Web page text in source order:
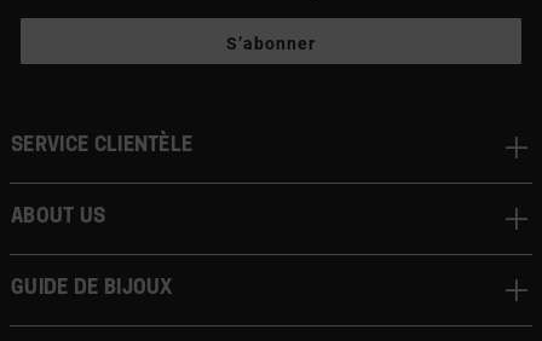
S’abonner
Service clientèle
About us
Guide de bijoux